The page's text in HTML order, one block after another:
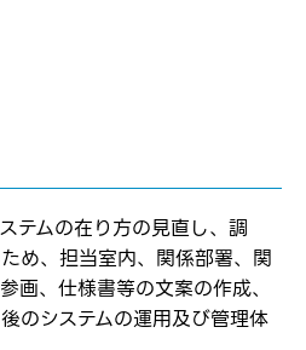
求人票をみて
ンが必要です
テムの在り方の見直し、調
め、担当室内、関係部署、関
画、仕様書等の文案の作成、
のシステムの運用及び管理体